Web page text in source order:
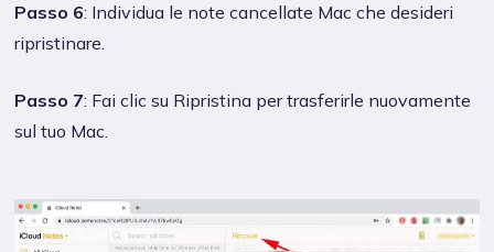
Passo 6: Individua le note cancellate Mac che desideri
ripristinare.
Passo 7: Fai clic su Ripristina per trasferirle nuovamente
sul tuo Mac.